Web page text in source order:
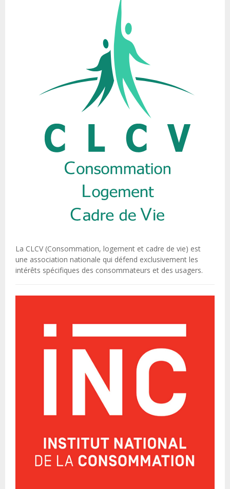
La CLCV (Consommation, logement et cadre de vie) est
une association nationale qui défend exclusivement les
intérêts spécifiques des consommateurs et des usagers.